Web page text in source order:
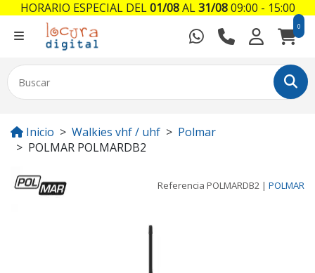
0
Inicio Walkies vhf / uhf
Polmar
POLMAR POLMARDB2
Referencia POLMARDB2 | POLMAR
HORARIO ESPECIAL DEL01/08AL31/0809:00 - 15:00